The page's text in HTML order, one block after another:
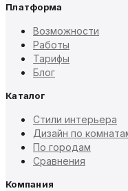
Платформа
Возможности
Работы
Тарифы
Блог
Каталог
Стили интерьера
Дизайн по
По городам
Сравнения
Компания